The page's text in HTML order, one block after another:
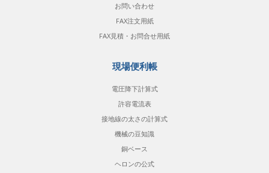
お問い合わせ
FAX注文用紙
FAX見積・お問合せ用紙
現場便利帳
電圧降下計算式
許容電流表
接地線の太さの計算式
機械の豆知識
銅ベース
ヘロンの公式